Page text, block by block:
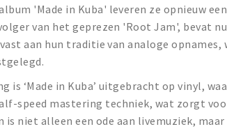
'Made in Kuba' leveren ze opnieuw
van het geprezen 'Root Jam', bevat
aan hun traditie van analoge opnames,
is ‘Made in Kuba’ uitgebracht op vinyl,
speed mastering techniek, wat zorgt
niet alleen een ode aan livemuziek, maar